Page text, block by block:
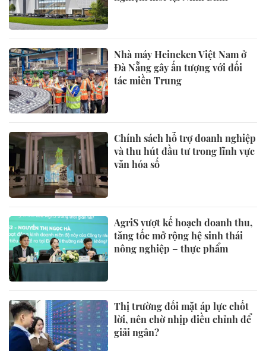
Nhà máy Heineken Việt Nam ở
Đà Nẵng gây ấn tượng với đối
tác miền Trung
Chính sách hỗ trợ doanh nghiệp
và thu hút đầu tư trong lĩnh vực
văn hóa số
AgriS vượt kế hoạch doanh thu,
tăng tốc mở rộng hệ sinh thái
nông nghiệp – thực phẩm
Thị trường đối mặt áp lực chốt
lời, nên chờ nhịp điều chỉnh để
giải ngân?